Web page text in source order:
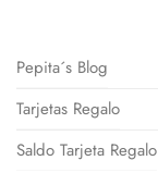
Pepita´s Blog
Tarjetas Regalo
Saldo Tarjeta Regalo